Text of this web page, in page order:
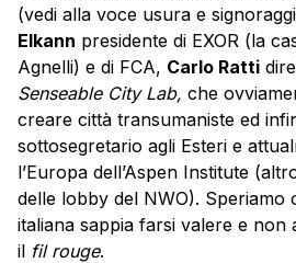
(vedi alla voce usura e
Elkann presidente di EXOR (la
Agnelli) e di FCA, Carlo Ratti
Senseable City Lab, che
creare città transumaniste ed
sottosegretario agli Esteri e
l’Europa dell’Aspen Institute
delle lobby del NWO). Speriamo
italiana sappia farsi valere e non
il fil rouge.